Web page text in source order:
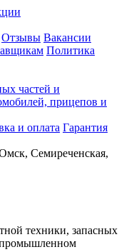
Отзывы Вакансии
Политика
частей и
прицепов и
и оплата Гарантия
Семиреченская,
техники, запасных